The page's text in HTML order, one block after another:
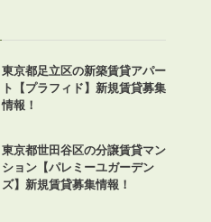
東京都足立区の新築賃貸アパー
ト【プラフィド】新規賃貸募集
情報！
東京都世田谷区の分譲賃貸マン
ション【パレミーユガーデン
ズ】新規賃貸募集情報！